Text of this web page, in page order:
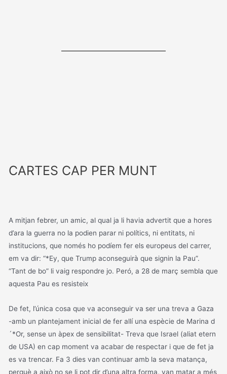
CARTES CAP PER MUNT
A mitjan febrer, un amic, al qual ja li havia advertit que a hores
d’ara la guerra no la podien parar ni polítics, ni entitats, ni
institucions, que només ho podíem fer els europeus del carrer,
em va dir: “*Ey, que Trump aconseguirà que signin la Pau”.
“Tant de bo” li vaig respondre jo. Peró, a 28 de març sembla que
aquesta Pau es resisteix
De fet, l’única cosa que va aconseguir va ser una treva a Gaza
-amb un plantejament inicial de fer allí una espècie de Marina d
´*Or, sense un àpex de sensibilitat- Treva que Israel (aliat etern
de USA) en cap moment va acabar de respectar i que de fet ja
es va trencar. Fa 3 dies van continuar amb la seva matança,
perquè a això no se li pot dir d’una altra forma, van matar a més